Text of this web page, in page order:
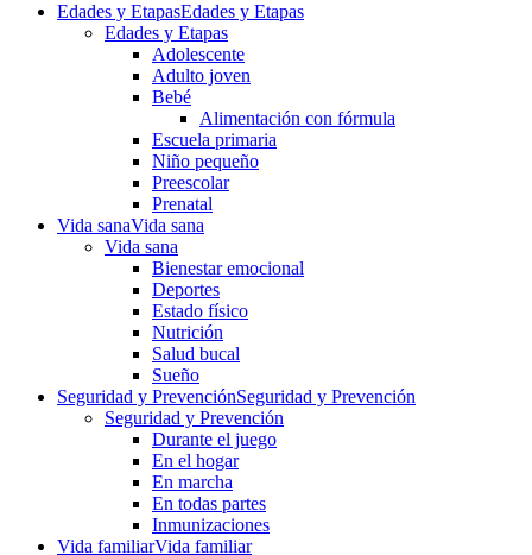
Edades y EtapasEdades y Etapas
Edades y Etapas
Adolescente
Adulto joven
Bebé
Alimentación con fórmula
Escuela primaria
Niño pequeño
Preescolar
Prenatal
Vida sanaVida sana
Vida sana
Bienestar emocional
Deportes
Estado físico
Nutrición
Salud bucal
Sueño
Seguridad y PrevenciónSeguridad y Prevención
Seguridad y Prevención
Durante el juego
En el hogar
En marcha
En todas partes
Inmunizaciones
Vida familiarVida familiar